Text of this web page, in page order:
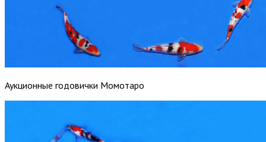
Аукционные годовички Момотаро